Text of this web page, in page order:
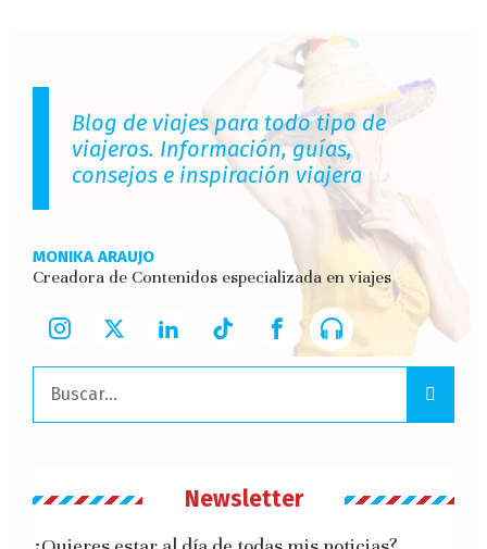
Blog de viajes para todo tipo de
viajeros. Información, guías,
consejos e inspiración viajera
MONIKA ARAUJO
Creadora de Contenidos especializada en viajes
Buscar:
Newsletter